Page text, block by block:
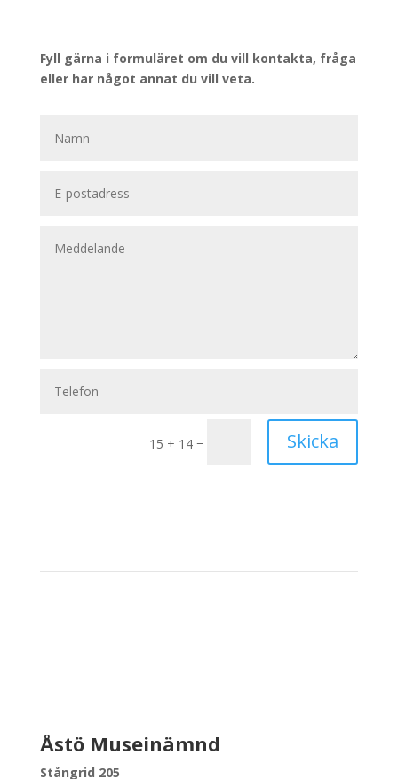
Fyll gärna i formuläret om du vill kontakta, fråga
eller har något annat du vill veta.
15 + 14 = Skicka
Åstö Museinämnd
Stångrid 205